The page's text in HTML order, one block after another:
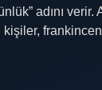
adını